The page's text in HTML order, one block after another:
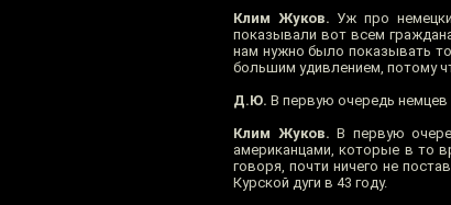
Клим Жуков. Уж про
показывали вот всем
нам нужно было показывать
большим удивлением, потому
Д.Ю. В первую очередь немцев
Клим Жуков. В первую
американцами, которые в то
говоря, почти ничего не
Курской дуги в 43 году.